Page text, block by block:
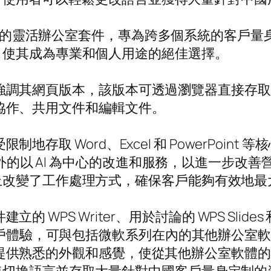
靈活辦公室套件，專為跨多個系統的客戶
其成為專業和個人用途的絕佳選擇。
其網頁版本，該版本可透過瀏覽器直接存
、共用文件和編輯文件。
制地存取 Word、Excel 和 PowerPoint 等
的以 AI 為中心的改進和服務，以進一步改
變了工作處理方式，確保客戶能夠有效地
立的 WPS Writer、用於討論的 WPS
驗，可與包括微軟系列在內的其他辦公室
熟悉的外觀和感覺，使從其他辦公室軟體